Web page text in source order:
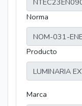
Norma
Producto
Marca